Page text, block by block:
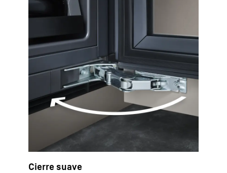
Cierre suave